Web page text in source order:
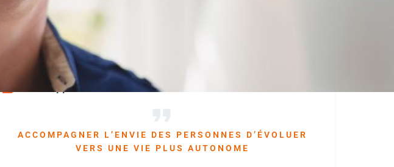
Partager
Notre approche
ACCOMPAGNER L’ENVIE DES PERSONNES D’ÉVOLUER
VERS UNE VIE PLUS AUTONOME